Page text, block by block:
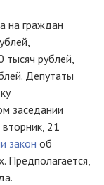
на граждан
рублей,
Депутаты
заседании
21
закон об
Предполагается,